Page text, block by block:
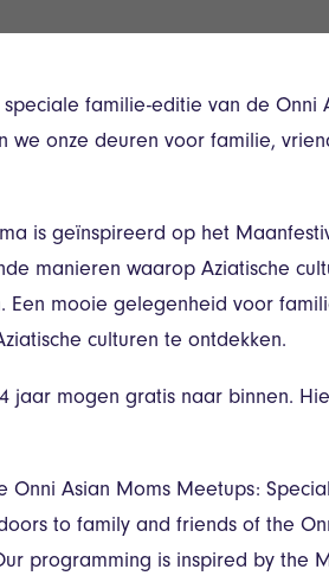
familie-editie van de Onni
we onze deuren voor familie,
is geïnspireerd op het
manieren waarop Aziatische
Een mooie gelegenheid voor
culturen te ontdekken.
jaar mogen gratis naar binnen.
Onni Asian Moms Meetups:
to family and friends of the
programming is inspired by the